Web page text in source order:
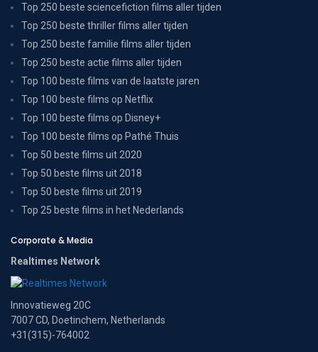
Top 250 beste sciencefiction films aller tijden
Top 250 beste thriller films aller tijden
Top 250 beste familie films aller tijden
Top 250 beste actie films aller tijden
Top 100 beste films van de laatste jaren
Top 100 beste films op Netflix
Top 100 beste films op Disney+
Top 100 beste films op Pathé Thuis
Top 50 beste films uit 2020
Top 50 beste films uit 2018
Top 50 beste films uit 2019
Top 25 beste films in het Nederlands
Corporate & Media
Realtimes Network
Innovatieweg 20C
7007 CD, Doetinchem, Netherlands
+31(315)-764002